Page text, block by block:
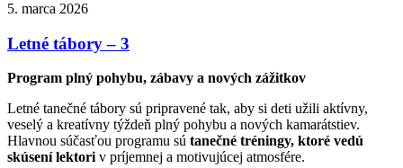
5. marca 2026
Letné tábory – 3
Program plný pohybu, zábavy a nových zážitkov
Letné tanečné tábory sú pripravené tak, aby si deti užili aktívny,
veselý a kreatívny týždeň plný pohybu a nových kamarátstiev.
Hlavnou súčasťou programu sú tanečné tréningy, ktoré vedú
skúsení lektoriv príjemnej a motivujúcej atmosfére.